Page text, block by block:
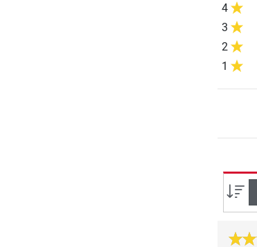
4
3
2
1